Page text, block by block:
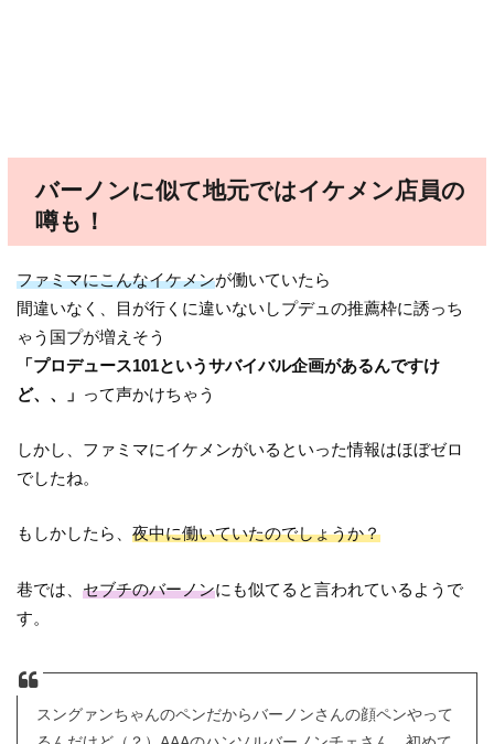
バーノンに似て地元ではイケメン店員の
噂も！
ファミマにこんなイケメンが働いていたら
間違いなく、目が行くに違いないしプデュの推薦枠に誘っち
ゃう国プが増えそう
「プロデュース101というサバイバル企画があるんですけ
ど、、」 って声かけちゃう
しかし、ファミマにイケメンがいるといった情報はほぼゼロ
でしたね。
もしかしたら、夜中に働いていたのでしょうか？
巷では、セブチのバーノンにも似てると言われているようで
す。
スングァンちゃんのペンだからバーノンさんの顔ペンやって